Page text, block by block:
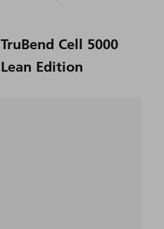
TruBend Cell 5000
Lean Edition